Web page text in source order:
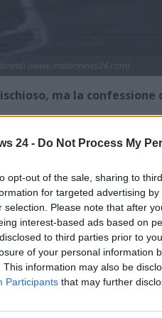
24 - Do Not Process My
opt-out of the sale, sharing to
for targeted advertising
selection. Please note that after
interest-based ads based on
to third parties prior to
of your personal information
This information may also be
Participants that may further
ma la confessione
anche per la sua lunga
contribuito a rendere certi
di Montecarlo, a Spa-
Specialmente in
aver raggiunto negli ultimi
da quelli attuali, fa
a dir poco nei ricordi e
Come testimonia il